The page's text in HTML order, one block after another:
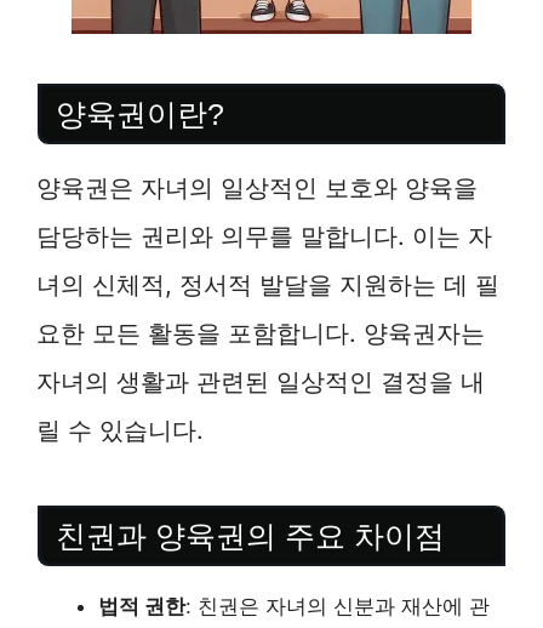
양육권이란?
양육권은 자녀의 일상적인 보호와 양육을
담당하는 권리와 의무를 말합니다. 이는 자
녀의 신체적, 정서적 발달을 지원하는 데 필
요한 모든 활동을 포함합니다. 양육권자는
자녀의 생활과 관련된 일상적인 결정을 내
릴 수 있습니다.
친권과 양육권의 주요 차이점
법적 권한: 친권은 자녀의 신분과 재산에 관